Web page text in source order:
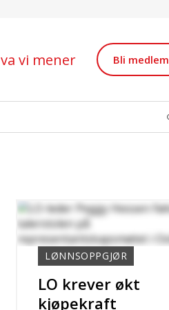
vi mener Bli medlem
LO krever økt
kjøpekraft
LØNNSOPPGJØR